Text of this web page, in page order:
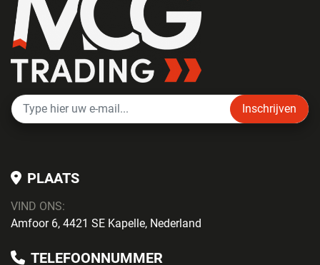
Inschrijven
PLAATS
VIND ONS:
Amfoor 6, 4421 SE Kapelle, Nederland
TELEFOONNUMMER